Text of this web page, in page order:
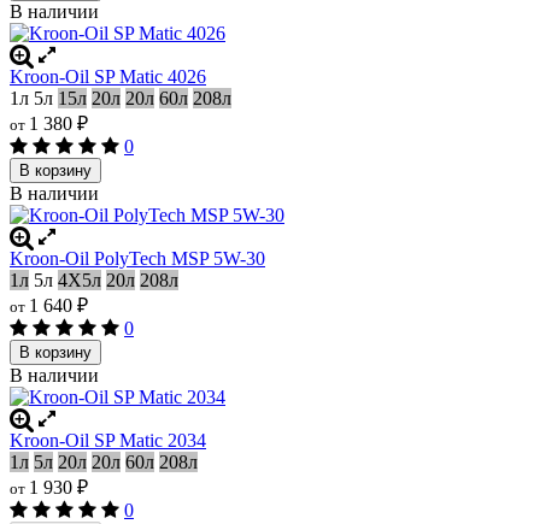
В наличии
Kroon-Oil SP Matic 4026
1л 5л 15л 20л 20л 60л 208л
от 1 380 ₽
0
В корзину
В наличии
Kroon-Oil PolyTech MSP 5W-30
1л 5л 4Х5л 20л 208л
от 1 640 ₽
0
В корзину
В наличии
Kroon-Oil SP Matic 2034
1л 5л 20л 20л 60л 208л
от 1 930 ₽
0